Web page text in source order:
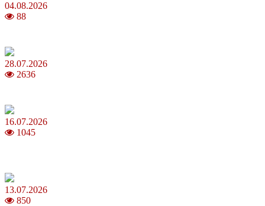
04.08.2026
88
28.07.2026
2636
16.07.2026
1045
13.07.2026
850